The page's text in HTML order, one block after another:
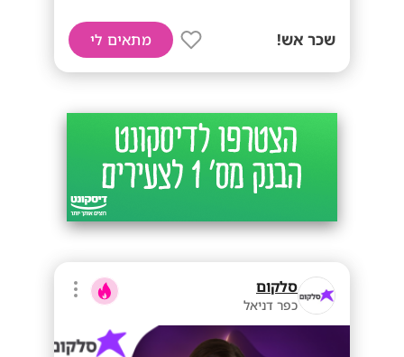
שכר אש! מתאים לי
סלקום
כפר דניאל